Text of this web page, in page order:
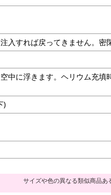
入すれば戻ってきません。密
中に浮きます。ヘリウム充填
)
サイズや色の異なる類似商品